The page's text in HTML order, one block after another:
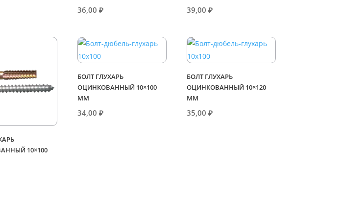
36,00 ₽ 39,00 ₽
10×100
БОЛТ ГЛУХАРЬ
ОЦИНКОВАННЫЙ 10×100
ММ
34,00 ₽
БОЛТ ГЛУХАРЬ
ОЦИНКОВАННЫЙ 10×120
ММ
35,00 ₽